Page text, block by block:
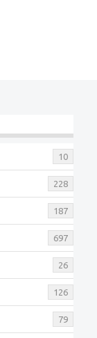
10
228
187
697
26
126
79